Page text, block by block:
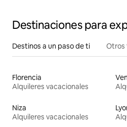
Destinaciones para
Destinos a un paso de ti Otros
Florencia
Alquileres vacacionales
Niza
Alquileres vacacionales